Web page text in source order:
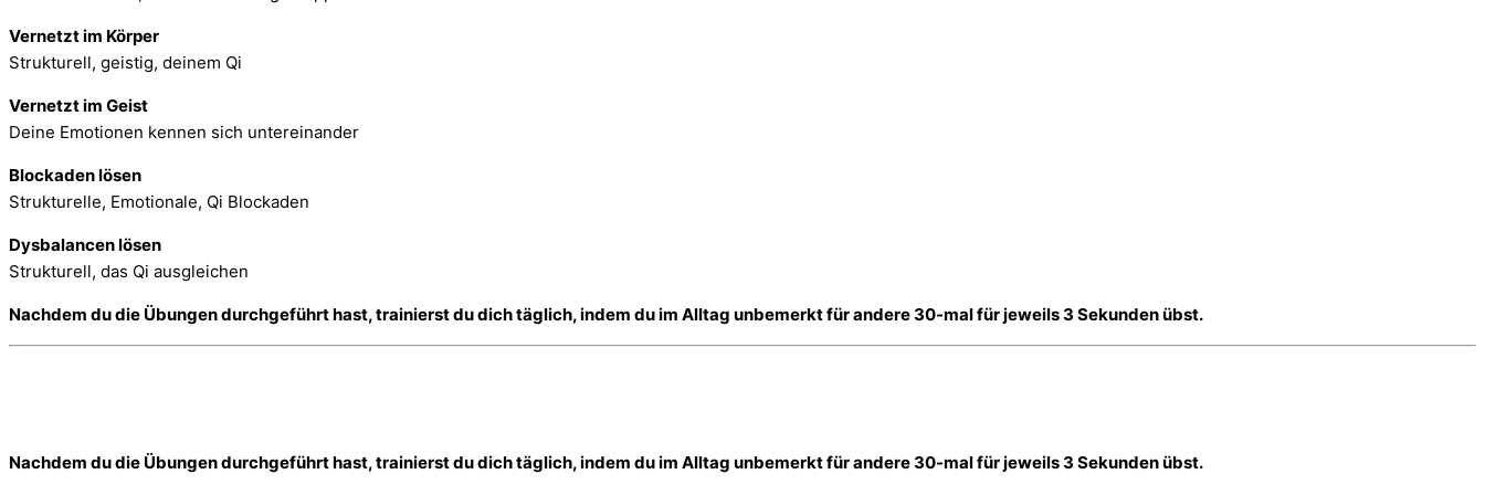
Vernetzt im Körper
Strukturell, geistig, deinem Qi
Vernetzt im Geist
Deine Emotionen kennen sich untereinander
Blockaden lösen
Strukturelle, Emotionale, Qi Blockaden
Dysbalancen lösen
Strukturell, das Qi ausgleichen
Nachdem du die Übungen durchgeführt hast, trainierst du dich täglich, indem du im Alltag unbemerkt für andere 30-mal für jeweils 3 Sekunden übst.
Nachdem du die Übungen durchgeführt hast, trainierst du dich täglich, indem du im Alltag unbemerkt für andere 30-mal für jeweils 3 Sekunden übst.